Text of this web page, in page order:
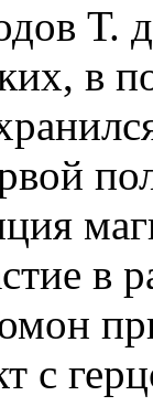
Т.
в
в
с